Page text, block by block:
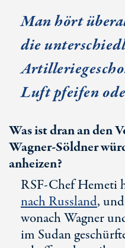
Man hört
die
Luft pfeifen
Was ist dran an den
Wagner-Söldner
anheizen?
RSF-Chef Hemeti
nach Russland,
wonach Wagner
im Sudan